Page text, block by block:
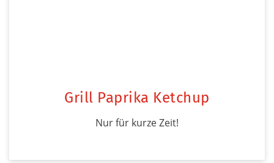
Grill Paprika Ketchup
Nur für kurze Zeit!